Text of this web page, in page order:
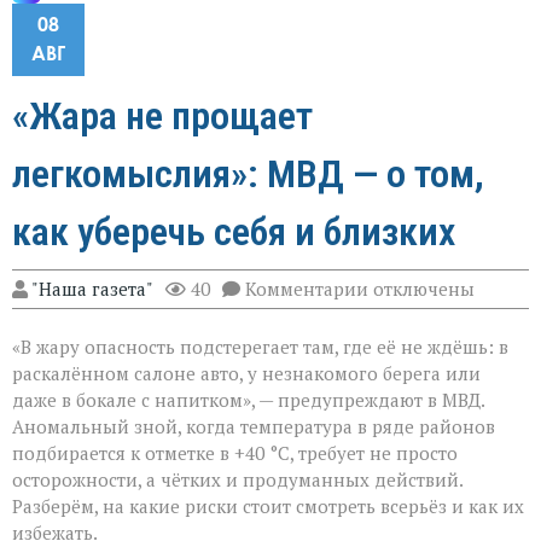
08
АВГ
«Жара не прощает
легкомыслия»: МВД — о том,
как уберечь себя и близких
"Наша газета" 40 Комментарии к
записи
не
прощает
легкомыслия»:
МВД — о
том,
как
уберечь
себя
и
отключены
«В жару опасность подстерегает там, где её не ждёшь: в
раскалённом салоне авто, у незнакомого берега или
даже в бокале с напитком», — предупреждают в МВД.
Аномальный зной, когда температура в ряде районов
подбирается к отметке в +40 °C, требует не просто
осторожности, а чётких и продуманных действий.
Разберём, на какие риски стоит смотреть всерьёз и как их
избежать.